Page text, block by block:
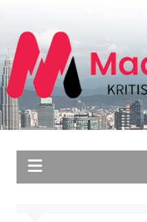
content